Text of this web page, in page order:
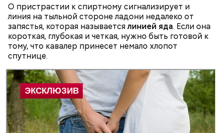
О пристрастии к спиртному сигнализирует и
линия на тыльной стороне ладони недалеко от
запястья, которая называетсялинией яда. Если она
короткая, глубокая и четкая, нужно быть готовой к
тому, что кавалер принесет немало хлопот
спутнице.
нужно застыть на месте и не двигаться;
нельзя ни в коем случае махать руками;
не стоит пытаться «поймать» молнию или
потрогать, особенно металлическими
предметами.
После получения предельно допустимой дозы
радиации Макеева вывели из 30-километровой
зоны отчуждения, где он до 3 мая проверял на
уровень радиационной зараженности
автотранспорт.
Молитва Николаю чудотворцу